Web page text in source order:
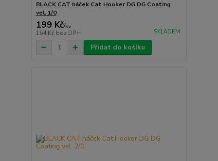
BLACK CAT háček Cat Hooker DG DG Coating
vel. 1/0
199 Kč/ks
164 Kč bez DPH SKLADEM
Přidat do košíku